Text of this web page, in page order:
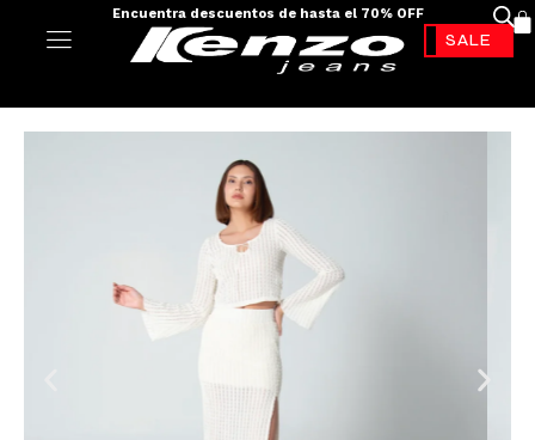
Envíos a todo el país - 100% colombiano
-70%*